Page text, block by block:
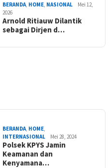
BERANDA HOME NASIONAL
Mei 12,
2026
Arnold Ritiauw Dilantik
sebagai Dirjen d…
BERANDA HOME
INTERNASIONAL
Mei 28, 2024
Polsek KPYS Jamin
Keamanan dan
Kenyamana…